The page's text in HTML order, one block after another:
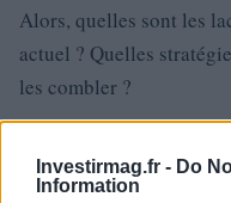
Investirmag.fr - Do
Information
Alors, quelles sont les
actuel ? Quelles
les combler ?